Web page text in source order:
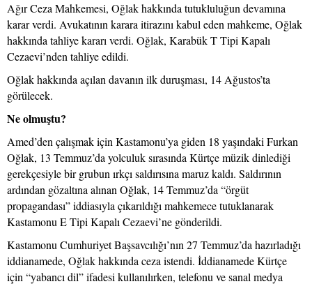
Ağır Ceza Mahkemesi, Oğlak hakkında tutukluluğun devamına
karar verdi. Avukatının karara itirazını kabul eden mahkeme, Oğlak
hakkında tahliye kararı verdi. Oğlak, Karabük T Tipi Kapalı
Cezaevi’nden tahliye edildi.
Oğlak hakkında açılan davanın ilk duruşması, 14 Ağustos’ta
görülecek.
Ne olmuştu?
Amed’den çalışmak için Kastamonu’ya giden 18 yaşındaki Furkan
Oğlak, 13 Temmuz’da yolculuk sırasında Kürtçe müzik dinlediği
gerekçesiyle bir grubun ırkçı saldırısına maruz kaldı. Saldırının
ardından gözaltına alınan Oğlak, 14 Temmuz’da “örgüt
propagandası” iddiasıyla çıkarıldığı mahkemece tutuklanarak
Kastamonu E Tipi Kapalı Cezaevi’ne gönderildi.
Kastamonu Cumhuriyet Başsavcılığı’nın 27 Temmuz’da hazırladığı
iddianamede, Oğlak hakkında ceza istendi. İddianamede Kürtçe
için “yabancı dil” ifadesi kullanılırken, telefonu ve sanal medya